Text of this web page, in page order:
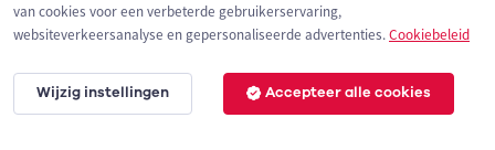
200 m
van cookies voor een verbeterde gebruikerservaring,
websiteverkeersanalyse en gepersonaliseerde advertenties.Cookiebeleid
Wijzig instellingen Accepteer alle cookies